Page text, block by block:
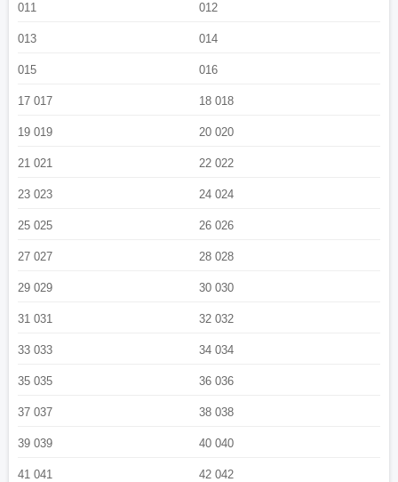
011 012
013 014
015 016
17 017 18 018
19 019 20 020
21 021 22 022
23 023 24 024
25 025 26 026
27 027 28 028
29 029 30 030
31 031 32 032
33 033 34 034
35 035 36 036
37 037 38 038
39 039 40 040
41 041 42 042